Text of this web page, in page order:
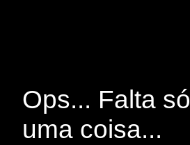
Ops... Falta
uma coisa...